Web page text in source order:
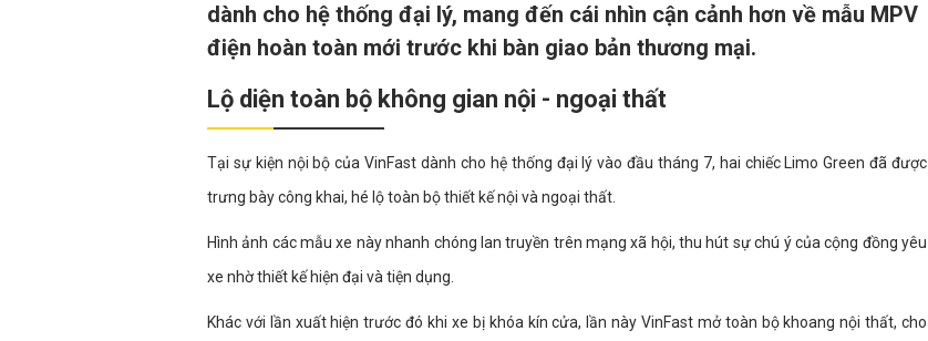
dành cho hệ thống đại lý, mang đến cái nhìn cận cảnh hơn về mẫu MPV
điện hoàn toàn mới trước khi bàn giao bản thương mại.
Lộ diện toàn bộ không gian nội - ngoại thất
Tại sự kiện nội bộ của VinFast dành cho hệ thống đại lý vào đầu tháng 7, hai chiếc Limo Green đã được
trưng bày công khai, hé lộ toàn bộ thiết kế nội và ngoại thất.
Hình ảnh các mẫu xe này nhanh chóng lan truyền trên mạng xã hội, thu hút sự chú ý của cộng đồng yêu
xe nhờ thiết kế hiện đại và tiện dụng.
Khác với lần xuất hiện trước đó khi xe bị khóa kín cửa, lần này VinFast mở toàn bộ khoang nội thất, cho